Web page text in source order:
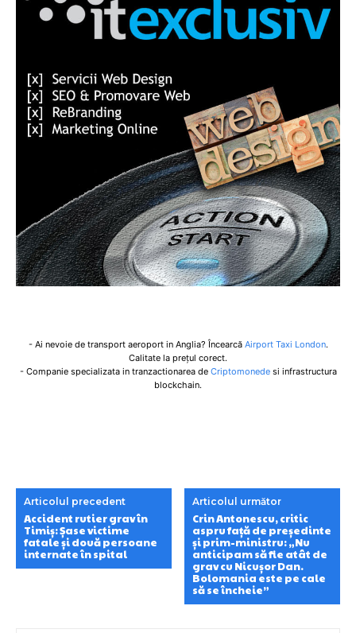
- Ai nevoie de transport aeroport in Anglia? Încearcă Airport Taxi London.
Calitate la prețul corect.
- Companie specializata in tranzactionarea de Criptomonedesi infrastructura
blockchain.
Articolul precedent
Accident rutier grav în
Timiș: Șase victime
fatale și două persoane
internate în spital
Articolul următor
Crin Antonescu, critic
aspru față de președinte
și prim-ministru: „Nu
anticipam să fie atât de
grav cu Nicușor Dan.
Bolomania este pe cale
să se încheie”